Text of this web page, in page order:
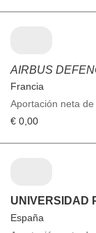
AIRBUS
Francia
Aportación neta de
€ 0,00
UNIVERSIDAD
España